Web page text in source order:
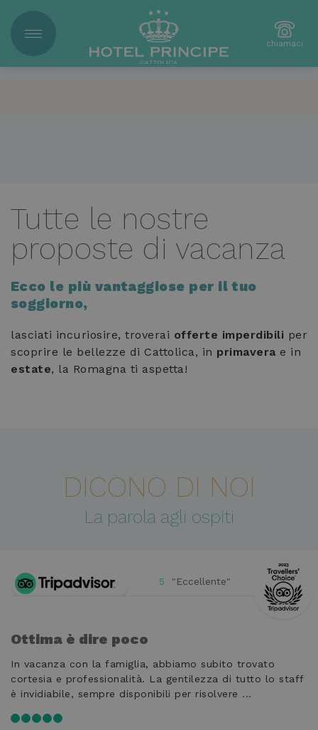
chiamaci
Tutte le nostre
proposte di vacanza
Ecco le più vantaggiose per il tuo
soggiorno,
lasciati incuriosire, troverai offerte imperdibili per
scoprire le bellezze di Cattolica, in primavera e in
estate, la Romagna ti aspetta!
DICONO DI NOI
La parola agli ospiti
5 "Eccellente"
Ottima è dire poco
In vacanza con la famiglia, abbiamo subito trovato
cortesia e professionalità. La gentilezza di tutto lo staff
è invidiabile, sempre disponibili per risolvere ...